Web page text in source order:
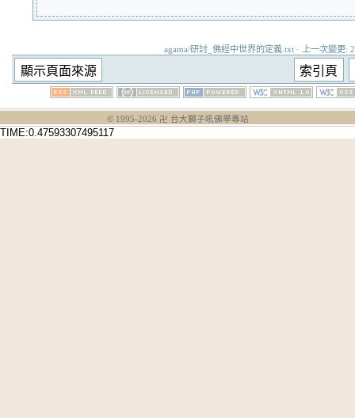
agama/研討_佛經中世界的定義.txt · 上一次變更:
© 1995-2026 卍 台大獅子吼佛學專站
TIME:0.47593307495117